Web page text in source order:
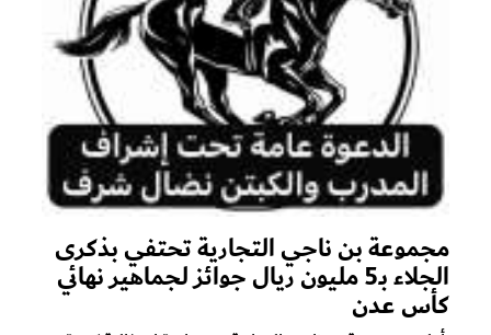
مجموعة بن ناجي التجارية تحتفي بذكرى
الجلاء بـ5 مليون ريال جوائز لجماهير نهائي
كأس عدن